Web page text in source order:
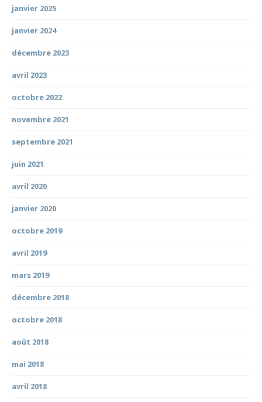
janvier 2025
janvier 2024
décembre 2023
avril 2023
octobre 2022
novembre 2021
septembre 2021
juin 2021
avril 2020
janvier 2020
octobre 2019
avril 2019
mars 2019
décembre 2018
octobre 2018
août 2018
mai 2018
avril 2018